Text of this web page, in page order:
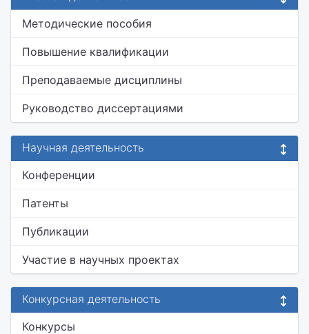
Методические пособия
Повышение квалификации
Преподаваемые дисциплины
Руководство диссертациями
Научная деятельность
Конференции
Патенты
Публикации
Участие в научных проектах
Конкурсная деятельность
Конкурсы